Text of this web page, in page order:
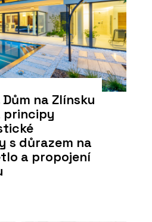
na Zlínsku
principy
s důrazem na
a propojení